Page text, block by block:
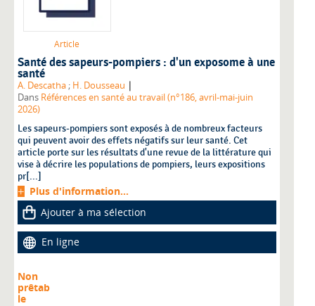
Article
Santé des sapeurs-pompiers : d'un exposome à une
santé
A. Descatha ; H. Dousseau |
Dans Références en santé au travail (n°186, avril-mai-juin
2026)
Les sapeurs-pompiers sont exposés à de nombreux facteurs
qui peuvent avoir des effets négatifs sur leur santé. Cet
article porte sur les résultats d'une revue de la littérature qui
vise à décrire les populations de pompiers, leurs expositions
pr[...]
Plus d'information...
Ajouter à ma sélection
En ligne
Non
prêtab
le